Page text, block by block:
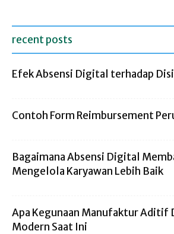
recent posts
Efek Absensi Digital terhadap
Contoh Form Reimbursement
Bagaimana Absensi Digital
Mengelola Karyawan Lebih Baik
Apa Kegunaan Manufaktur Aditif
Modern Saat Ini